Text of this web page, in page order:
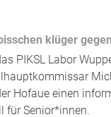
klüger
PIKSL Labor
Hofaue einen
für Senior*innen.